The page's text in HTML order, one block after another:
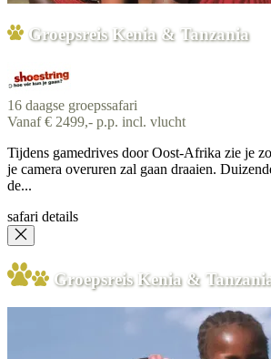
Groepsreis Kenia & Tanzania
16 daagse groepssafari
Vanaf € 2499,- p.p. incl. vlucht
Tijdens gamedrives door Oost-Afrika zie je
je camera overuren zal gaan draaien.
de...
safari details
Groepsreis Kenia &